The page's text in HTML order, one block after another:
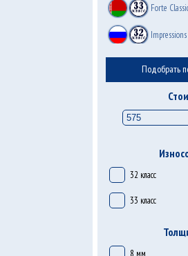
Forte
Impressions
Victory
Подобрать
32 класс
33 класс